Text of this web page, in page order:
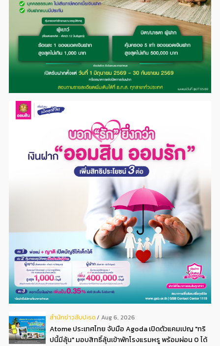
สํานักข่าวสับปะรด Aug 6, 2026
Atome ประเทศไทย จับมือ Agoda เปิดตัวแคมเปญ "ทริ
ปนี้มีลุ้น" มอบสิทธิ์ลุ้นเข้าพักโรงแรมหรู พร้อมผ่อน 0 ได้